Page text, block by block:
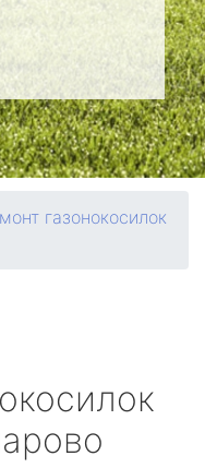
газонокосилок